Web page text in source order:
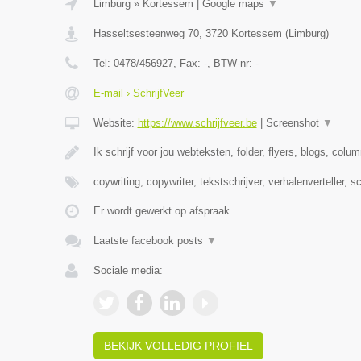
Limburg» Kortessem Google maps ▼
Hasseltsesteenweg 70, 3720 Kortessem (Limburg)
Tel: 0478/456927, Fax: -, BTW-nr: -
E-mail › SchrijfVeer
Website: https://www.schrijfveer.be| Screenshot ▼
Ik schrijf voor jou webteksten, folder, flyers, blogs,
coywriting, copywriter, tekstschrijver, verhalenverteller,
Er wordt gewerkt op afspraak.
Laatste facebook posts ▼
Sociale media:
BEKIJK VOLLEDIG PROFIEL